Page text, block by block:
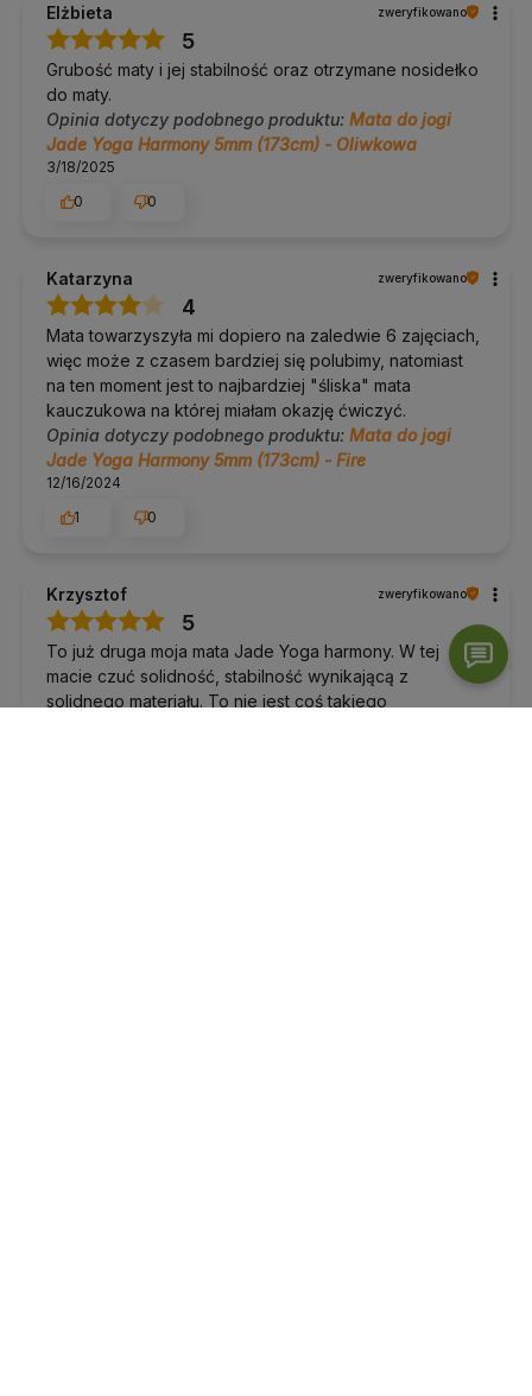
Elżbieta zweryfikowano
5
Grubość maty i jej stabilność oraz otrzymane nosidełko
do maty.
Opinia dotyczy podobnego produktu: Mata do jogi
Jade Yoga Harmony 5mm (173cm) - Oliwkowa
3/18/2025
0
0
Katarzyna zweryfikowano
4
Mata towarzyszyła mi dopiero na zaledwie 6 zajęciach,
więc może z czasem bardziej się polubimy, natomiast
na ten moment jest to najbardziej "śliska" mata
kauczukowa na której miałam okazję ćwiczyć.
Opinia dotyczy podobnego produktu: Mata do jogi
Jade Yoga Harmony 5mm (173cm) - Fire
12/16/2024
1
0
Krzysztof zweryfikowano
5
To już druga moja mata Jade Yoga harmony. W tej
macie czuć solidność, stabilność wynikającą z
solidnego materiału. To nie jest coś takiego